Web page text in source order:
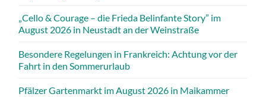
„Cello & Courage – die Frieda Belinfante Story” im
August 2026 in Neustadt an der Weinstraße
Besondere Regelungen in Frankreich: Achtung vor der
Fahrt in den Sommerurlaub
Pfälzer Gartenmarkt im August 2026 in Maikammer